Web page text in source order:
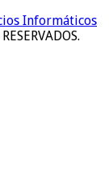
Informáticos